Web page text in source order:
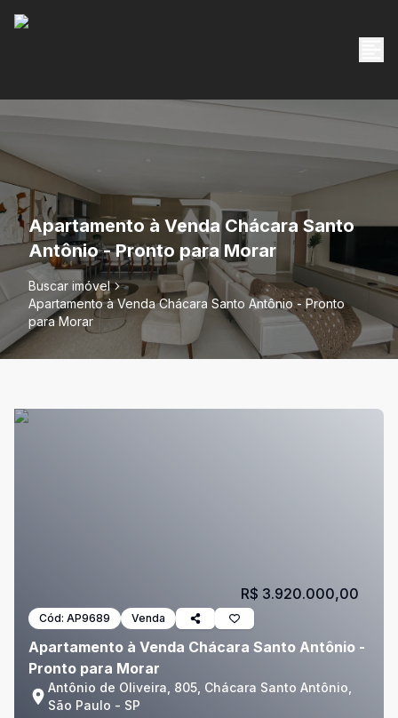
Apartamento à Venda Chácara Santo
Antônio - Pronto para Morar
Buscar imóvel
Apartamento à Venda Chácara Santo Antônio - Pronto
para Morar
Cód: AP9689 Venda
Apartamento à Venda Chácara Santo Antônio -
Pronto para Morar
Antônio de Oliveira, 805, Chácara Santo Antônio,
São Paulo - SP
R$ 3.920.000,00